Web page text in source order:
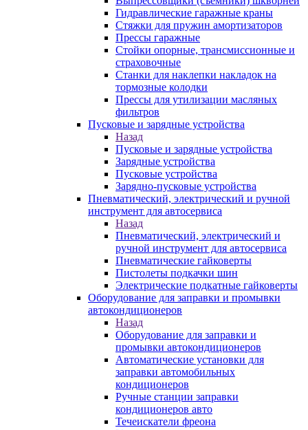
Гидравлические гаражные краны
Стяжки для пружин амортизаторов
Прессы гаражные
Стойки опорные, трансмиссионные и
страховочные
Станки для наклепки накладок на
тормозные колодки
Прессы для утилизации масляных
фильтров
Пусковые и зарядные устройства
Назад
Пусковые и зарядные устройства
Зарядные устройства
Пусковые устройства
Зарядно-пусковые устройства
Пневматический, электрический и ручной
инструмент для автосервиса
Назад
Пневматический, электрический и
ручной инструмент для автосервиса
Пневматические гайковерты
Пистолеты подкачки шин
Электрические подкатные гайковерты
Оборудование для заправки и промывки
автокондиционеров
Назад
Оборудование для заправки и
промывки автокондиционеров
Автоматические установки для
заправки автомобильных
кондиционеров
Ручные станции заправки
кондиционеров авто
Течеискатели фреона